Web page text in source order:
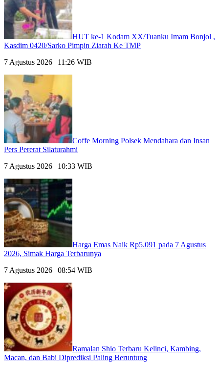
HUT ke-1 Kodam XX/Tuanku Imam Bonjol ,
Kasdim 0420/Sarko Pimpin Ziarah Ke TMP
7 Agustus 2026 | 11:26 WIB
Coffe Morning Polsek Mendahara dan Insan
Pers Pererat Silaturahmi
7 Agustus 2026 | 10:33 WIB
Harga Emas Naik Rp5.091 pada 7 Agustus
2026, Simak Harga Terbarunya
7 Agustus 2026 | 08:54 WIB
Ramalan Shio Terbaru Kelinci, Kambing,
Macan, dan Babi Diprediksi Paling Beruntung